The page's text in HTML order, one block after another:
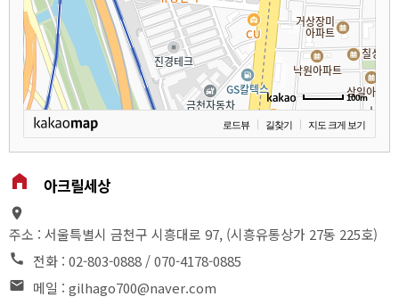
100m
로드뷰 길찾기 지도 크게 보기
home_filled 아크릴세상
place
주소 : 서울특별시 금천구 시흥대로 97, (시흥유통상가 27동 225호)
call 전화 : 02-803-0888 / 070-4178-0885
email 메일 : gilhago700@naver.com